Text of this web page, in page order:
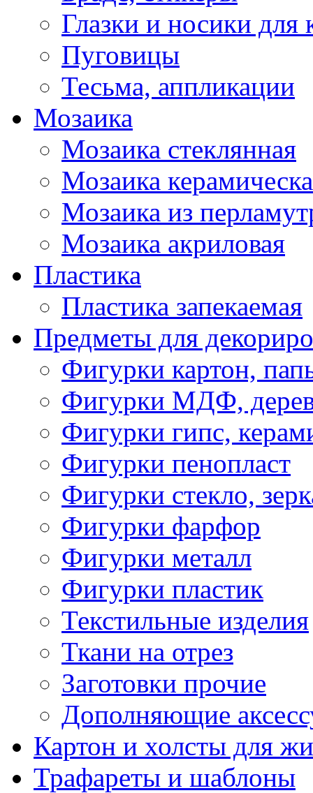
Глазки и носики для
Пуговицы
Тесьма, аппликации
Мозаика
Мозаика стеклянная
Мозаика
Мозаика из
Мозаика акриловая
Пластика
Пластика запекаемая
Предметы для
Фигурки картон,
Фигурки МДФ,
Фигурки гипс,
Фигурки пенопласт
Фигурки стекло,
Фигурки фарфор
Фигурки металл
Фигурки пластик
Текстильные изделия
Ткани на отрез
Заготовки прочие
Дополняющие
Картон и холсты для
Трафареты и шаблоны